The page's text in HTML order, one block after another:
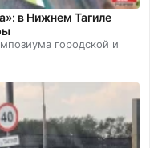
в Нижнем Тагиле
городской и